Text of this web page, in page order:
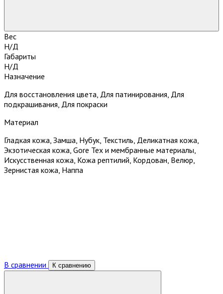
Вес
Н/Д
Габариты
Н/Д
Назначение
Для восстановления цвета, Для патинирования, Для
подкрашивания, Для покраски
Материал
Гладкая кожа, Замша, Нубук, Текстиль, Деликатная кожа,
Экзотическая кожа, Gore Tex и мембранные материалы,
Искусственная кожа, Кожа рептилий, Кордован, Велюр,
Зернистая кожа, Наппа
В сравнении К сравнению